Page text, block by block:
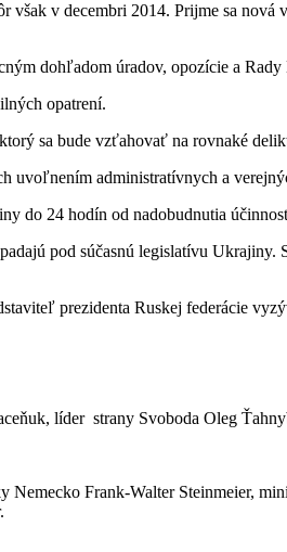
v decembri 2014. Prijme sa
dohľadom úradov, opozície a Rady
opatrení.
sa bude vzťahovať na rovnaké
uvoľnením administratívnych a
do 24 hodín od nadobudnutia
pod súčasnú legislatívu
prezidenta Ruskej federácie
líder strany Svoboda Oleg
Frank-Walter Steinmeier,